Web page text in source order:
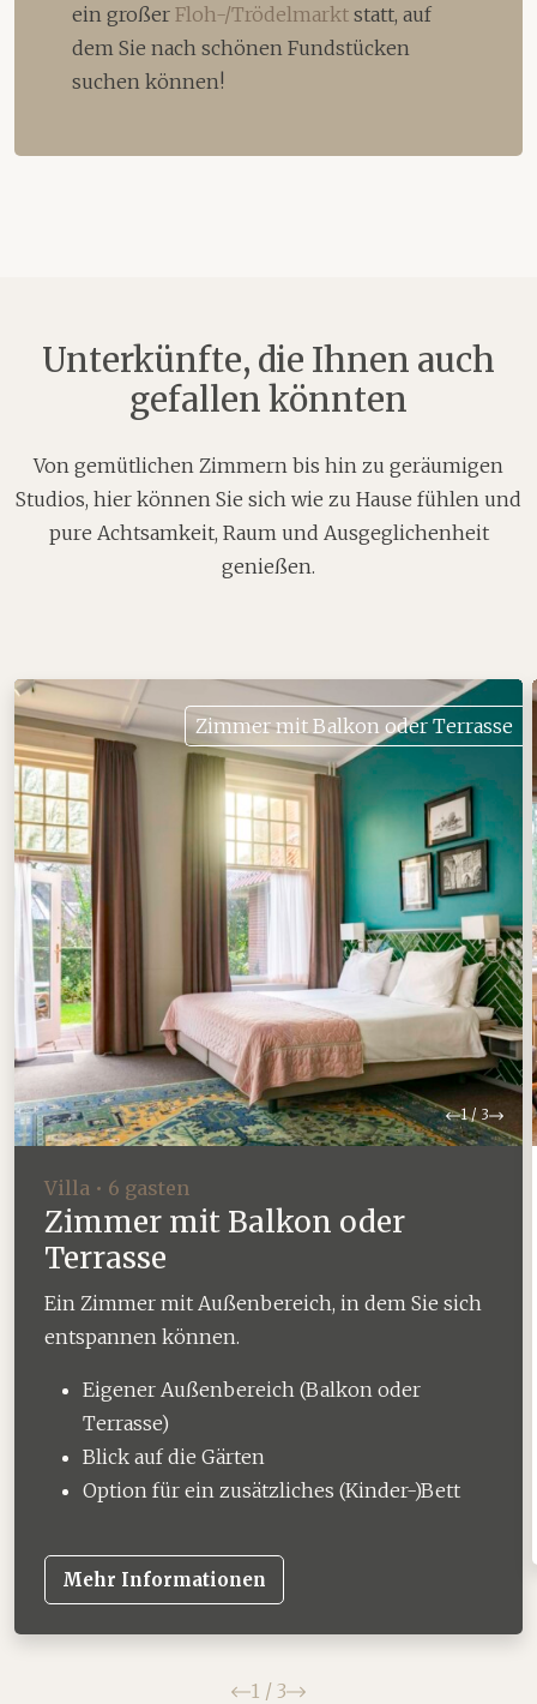
ein großer Floh-/Trödelmarkt statt, auf
dem Sie nach schönen Fundstücken
suchen können!
Unterkünfte, die Ihnen auch
gefallen könnten
Von gemütlichen Zimmern bis hin zu geräumigen
Studios, hier können Sie sich wie zu Hause fühlen und
pure Achtsamkeit, Raum und Ausgeglichenheit
genießen.
Zimmer mit Balkon oder Terrasse
Zurück
1/ 3
Villa • 6 gasten
Zimmer mit Balkon oder
Terrasse
Ein Zimmer mit Außenbereich, in dem Sie sich
entspannen können.
Eigener Außenbereich (Balkon oder
Terrasse)
Blick auf die Gärten
Option für ein zusätzliches (Kinder-)Bett
Mehr Informationen
Zurück
1 / 3 Weiter